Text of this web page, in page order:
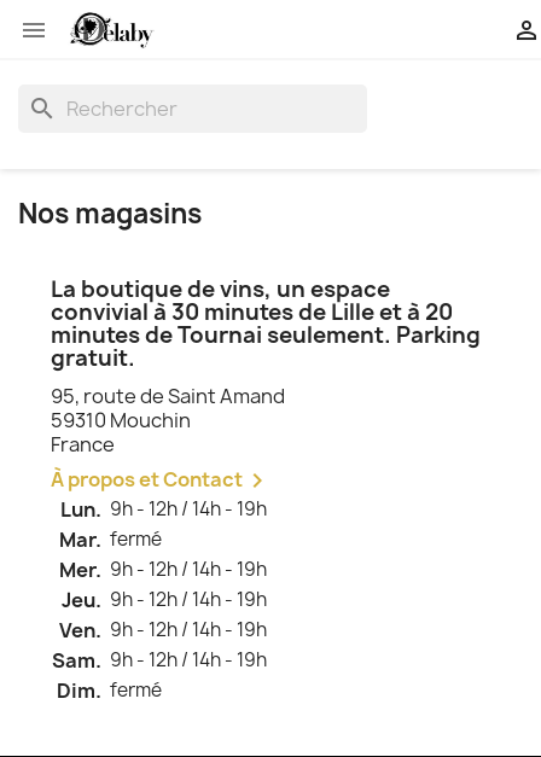
 
search
Nos magasins
La boutique de vins, un espace
convivial à 30 minutes de Lille et à 20
minutes de Tournai seulement. Parking
gratuit.
95, route de Saint Amand
59310 Mouchin
France
À propos et Contact 
Lun. 9h - 12h / 14h - 19h
Mar. fermé
Mer. 9h - 12h / 14h - 19h
Jeu. 9h - 12h / 14h - 19h
Ven. 9h - 12h / 14h - 19h
Sam. 9h - 12h / 14h - 19h
Dim. fermé